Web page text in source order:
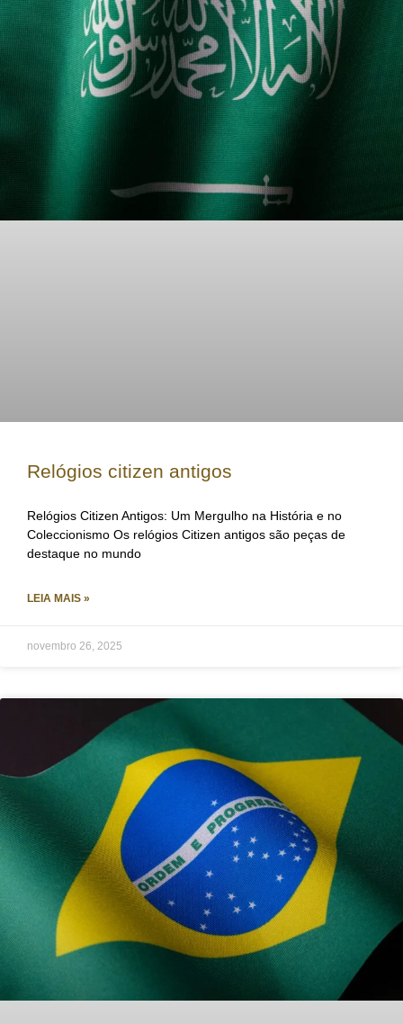
Relógios citizen antigos
Relógios Citizen Antigos: Um Mergulho na História e no
Coleccionismo Os relógios Citizen antigos são peças de
destaque no mundo
LEIA MAIS »
novembro 26, 2025